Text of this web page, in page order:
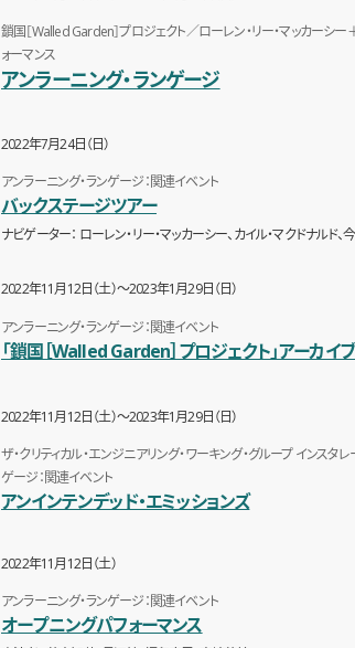
鎖国［Walled Garden］プロジェクト／ローレン・リー・マッカーシー
ォーマンス
アンラーニング・ランゲージ
2022年7月24日（日）
アンラーニング・ランゲージ：関連イベント
バックステージツアー
ナビゲーター ローレン・リー・マッカーシー、カイル・マクドナルド
2022年11月12日（土）〜2023年1月29日（日）
アンラーニング・ランゲージ：関連イベント
「鎖国［Walled Garden］プロジェクト」アーカイ
2022年11月12日（土）〜2023年1月29日（日）
ザ・クリティカル・エンジニアリング・ワーキング・グループ インスタ
ゲージ：関連イベント
アンインテンデッド・エミッションズ
2022年11月12日（土）
アンラーニング・ランゲージ：関連イベント
オープニングパフォーマンス